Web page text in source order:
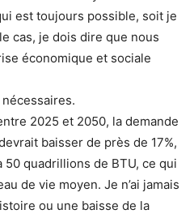
est toujours possible, soit je
cas, je dois dire que nous
économique et sociale
2025 et 2050, la demande
baisser de près de 17%,
quadrillions de BTU, ce qui
de vie moyen. Je n’ai jamais
ou une baisse de la